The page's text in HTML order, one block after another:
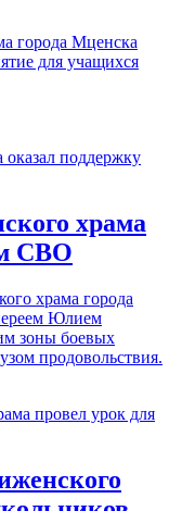
города Мценска
для учащихся
храма
СВО
храма города
Юлием
зоны боевых
продовольствия.